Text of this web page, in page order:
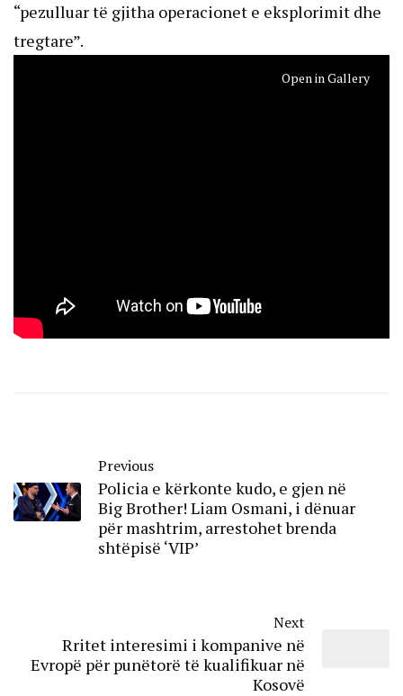
“pezulluar të gjitha operacionet e eksplorimit dhe
tregtare”.
Open in Gallery
Previous
Policia e kërkonte kudo, e gjen në
Big Brother! Liam Osmani, i dënuar
për mashtrim, arrestohet brenda
shtëpisë ‘VIP’
Next
Rritet interesimi i kompanive në
Evropë për punëtorë të kualifikuar në
Kosovë